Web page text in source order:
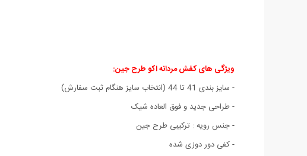
ویژگی های کفش مردانه اکو طرح جین:
- سايز بندی 41 تا 44 (انتخاب سايز هنگام ثبت سفارش)
- طراحی جديد و فوق العاده شيک
- جنس رویه : ترکیبی طرح جين
- کفی دور دوزی شده